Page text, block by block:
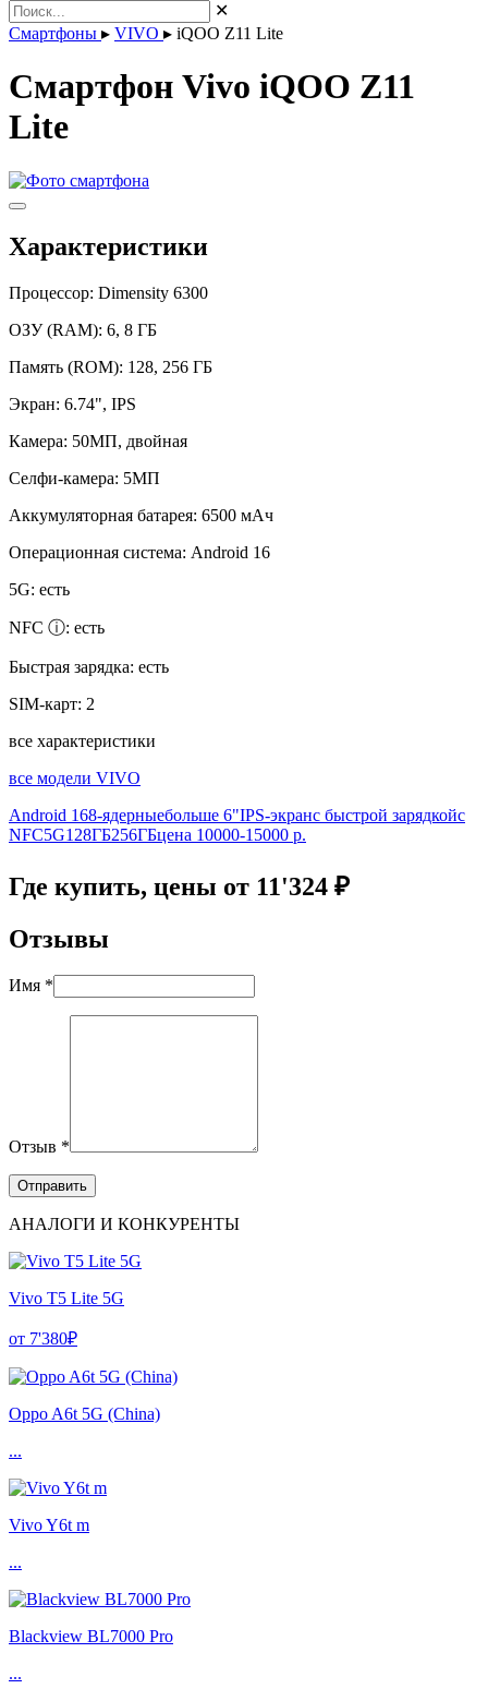
✕
Смартфоны ▸ VIVO ▸ iQOO Z11 Lite
Смартфон Vivo iQOO Z11
Lite
Характеристики
Процессор: Dimensity 6300
ОЗУ (RAM): 6, 8 ГБ
Память (ROM): 128, 256 ГБ
Экран: 6.74", IPS
Камера: 50МП, двойная
Селфи-камера: 5МП
Аккумуляторная батарея: 6500 мАч
Операционная система: Android 16
5G: есть
NFC ⓘ: есть
Быстрая зарядка: есть
SIM-карт: 2
все характеристики
все модели VIVO
Android 168-ядерныебольше 6"IPS-экранс быстрой зарядкойс
NFC5G128ГБ256ГБцена 10000-15000 р.
Где купить, цены от 11'324 ₽
Отзывы
Имя *
Отзыв *
АНАЛОГИ И КОНКУРЕНТЫ
Vivo T5 Lite 5G
от 7'380₽
Oppo A6t 5G (China)
...
Vivo Y6t m
...
Blackview BL7000 Pro
...